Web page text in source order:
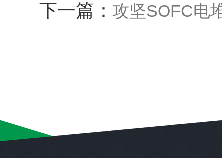
下一篇： 攻坚SOFC电